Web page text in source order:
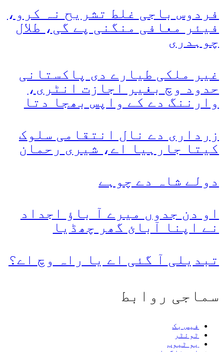
فردوس باجی غلط تشریح نہ کرو،
فیئر معافی منگنی پے گی، طلال
چوہدری
غیر ملکی طیارے دی پاکستانی
حدود وچ بغیر اجازت انٹری،
وارننگ دے کے واپس بھجا دتا
زرداری دے نال انتقامی سلوک
کیتا جارہیا اے، شیری رحمان
دولے شاہ دے چوہے
او دن جدوں میرے آ باؤ اجداد
نے اپنا آبائ گھر چھڈیا
تبدیلی آ گئی اے یا راہ وچ اے؟
سماجی روابط
فیس بک
ٹوئٹر
یو ٹیوب